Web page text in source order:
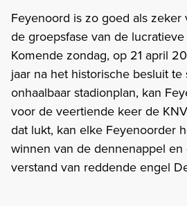
Feyenoord is zo goed als
de groepsfase van de
Komende zondag, op 21 april
jaar na het historische besluit
onhaalbaar stadionplan, kan
voor de veertiende keer de
dat lukt, kan elke Feyenoorder
winnen van de dennenappel
verstand van reddende engel